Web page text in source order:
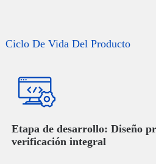
Ciclo De Vida Del Producto
Etapa de desarrollo: Diseño
verificación integral